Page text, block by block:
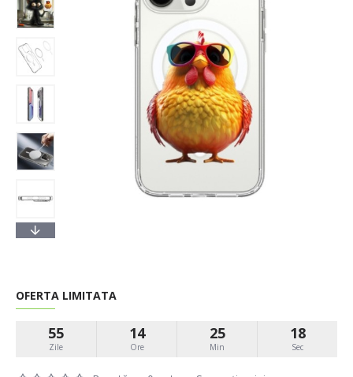
OFERTA LIMITATA
55
Zile
14
Ore
25
Min
17
Sec